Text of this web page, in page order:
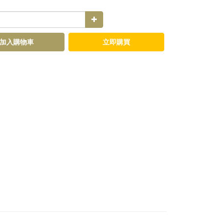
加入購物車 立即購買